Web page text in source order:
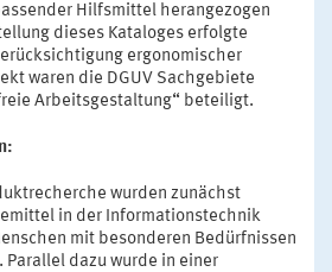
Hilfsmittel herangezogen
dieses Kataloges erfolgte
ergonomischer
waren die DGUV Sachgebiete
Arbeitsgestaltung“ beteiligt.
wurden zunächst
in der Informationstechnik
mit besonderen Bedürfnissen
Parallel dazu wurde in einer